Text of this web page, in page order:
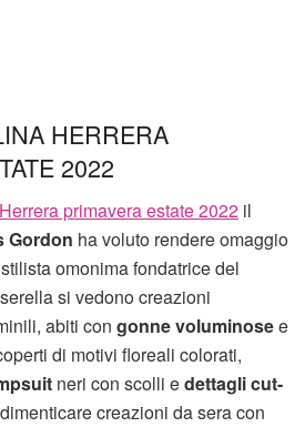
HERRERA
2022
primavera estate 2022 il
Gordon ha voluto rendere omaggio
omonima fondatrice del
si vedono creazioni
abiti con gonne voluminosee
di motivi floreali colorati,
neri con scolli edettagli cut-
creazioni da sera con